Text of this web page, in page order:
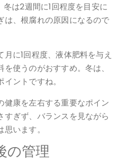
冬は2週間に1回程度を目安に
は、根腐れの原因になるので
に1回程度、液体肥料を与え
使うのがおすすめ。冬は、
ントですね。
健康を左右する重要なポイン
すぎず、バランスを見ながら
います。
の管理